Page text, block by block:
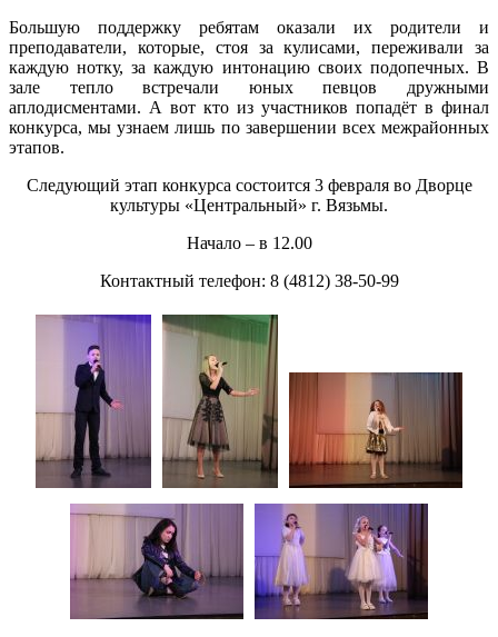
Большую поддержку ребятам оказали их родители и
преподаватели, которые, стоя за кулисами, переживали за
каждую нотку, за каждую интонацию своих подопечных. В
зале тепло встречали юных певцов дружными
аплодисментами. А вот кто из участников попадёт в финал
конкурса, мы узнаем лишь по завершении всех межрайонных
этапов.
Следующий этап конкурса состоится 3 февраля во Дворце
культуры «Центральный» г. Вязьмы.
Начало – в 12.00
Контактный телефон: 8 (4812) 38-50-99